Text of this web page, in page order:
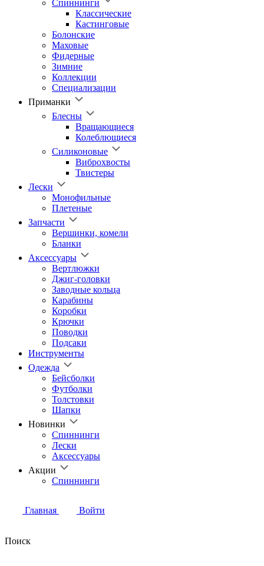
Спиннинги
Классические
Кастинговые
Болонские
Маховые
Фидерные
Зимние
Коллекции
Специализации
Приманки
Блесны
Вращающиеся
Колеблющиеся
Силиконовые
Виброхвосты
Твистеры
Лески
Монофильные
Плетеные
Запчасти
Вершинки, комели
Бланки
Аксессуары
Вертлюжки
Джиг-головки
Заводные кольца
Карабины
Коробки
Крючки
Поводки
Подсаки
Инструменты
Одежда
Бейсболки
Футболки
Толстовки
Шапки
Новинки
Спиннинги
Лески
Аксессуары
Акции
Спиннинги
Главная Войти
Поиск